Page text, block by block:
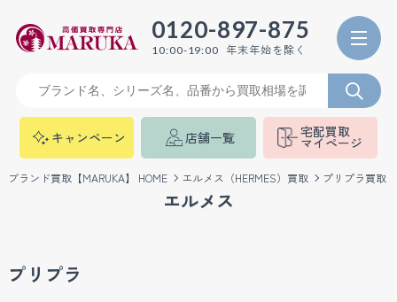
0120-897-875
10:00-19:00 年末年始を除く
キャンペーン 店舗一覧 宅配買取
マイページ
ブランド買取【MARUKA】 HOME エルメス（HERMES）買取 プリプラ買取
エルメス
プリプラ